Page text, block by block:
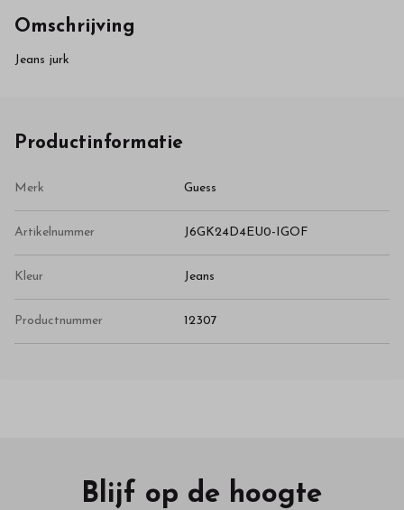
Omschrijving
Jeans jurk
Productinformatie
Merk Guess
Artikelnummer J6GK24D4EU0-IGOF
Kleur Jeans
Productnummer 12307
Blijf op de hoogte